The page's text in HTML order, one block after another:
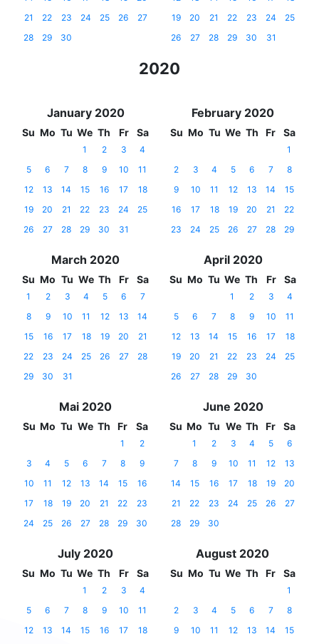
21
22 23 24 25 26
27
28
29 30
19
20 21 22 23 24
25
26
27 28 29 30 31
2020
January 2020
Su Mo Tu We Th Fr Sa
1 2 3
4
5
6 7 8 9 10
11
12
13 14 15 16 17
18
19
20 21 22 23 24
25
26
27 28 29 30 31
February 2020
Su Mo Tu We Th Fr Sa
1
2
3 4 5 6 7
8
9
10 11 12 13 14
15
16
17 18 19 20 21
22
23
24 25 26 27 28 29
March 2020
Su Mo Tu We Th Fr Sa
1 2 3 4 5 6
7
8
9 10 11 12 13
14
15
16 17 18 19 20
21
22
23 24 25 26 27
28
29
30 31
April 2020
Su Mo Tu We Th Fr Sa
1 2 3
4
5
6 7 8 9 10
11
12
13 14 15 16 17
18
19
20 21 22 23 24
25
26
27 28 29 30
Mai 2020
Su Mo Tu We Th Fr Sa
1
2
3
4 5 6 7 8
9
10
11 12 13 14 15
16
17
18 19 20 21 22
23
24
25 26 27 28 29 30
June 2020
Su Mo Tu We Th Fr Sa
1 2 3 4 5
6
7
8 9 10 11 12
13
14
15 16 17 18 19
20
21
22 23 24 25 26
27
28
29 30
July 2020
Su Mo Tu We Th Fr Sa
1 2 3
4
5
6 7 8 9 10
11
12
13 14 15 16 17
18
August 2020
Su Mo Tu We Th Fr Sa
1
2
3 4 5 6 7
8
9
10 11 12 13 14
15